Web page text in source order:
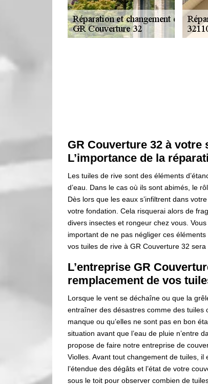
GR Couverture 32 à
L’importance de la
Les tuiles de rive sont des éléments
d’eau. Dans le cas où ils sont abimés, le
Dès lors que les eaux s’infiltrent dans
votre fondation. Cela risquerai alors de
divers insectes et rongeur chez vous.
important de ne pas négliger ces
vos tuiles de rive à GR Couverture 32 sera
L’entreprise GR
remplacement de vos
Lorsque le vent se déchaîne ou que la
entraîner des désastres comme des tuiles
manque ou qu’elles ne sont pas en bon
situation avant que l’eau de pluie n’entre
propose de faire notre entreprise de
Violles. Avant tout changement de tuiles,
l’étendue des dégâts et l’état de votre
sous le toit pour observer combien de